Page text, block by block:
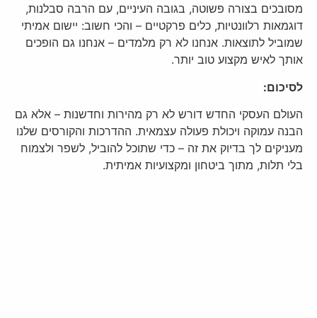
מסובכים בצורה פשוטה, בגובה העיניים, עם הרבה סבלנות,
דוגמאות רלוונטיות, כלים פרקטיים – והכי חשוב: יישום אמיתי
שמוביל לתוצאות. אנחנו לא רק מלמדים – אנחנו גם הופכים
אותך לאיש מקצוע טוב יותר.
לסיכום:
העולם העסקי החדש דורש לא רק מהירות וחדשנות – אלא גם
הבנה עמוקה ויכולת פעולה עצמאית. ההדרכות והקורסים שלנו
מעניקים לך בדיוק את זה – כדי שתוכל להוביל, לשפר ולצמוח
בלי תלות, מתוך ביטחון ומקצועיות אמיתית.